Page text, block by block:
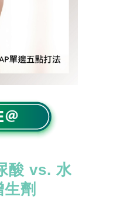
酸 vs. 水
劑